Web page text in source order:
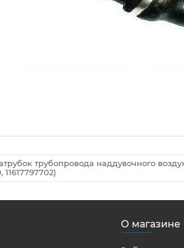
трубопровода наддувочного
11617797702)
О магазине